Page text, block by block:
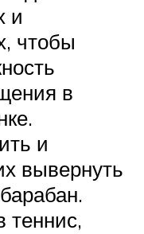
и
чтобы
в
и
вывернуть
теннис,